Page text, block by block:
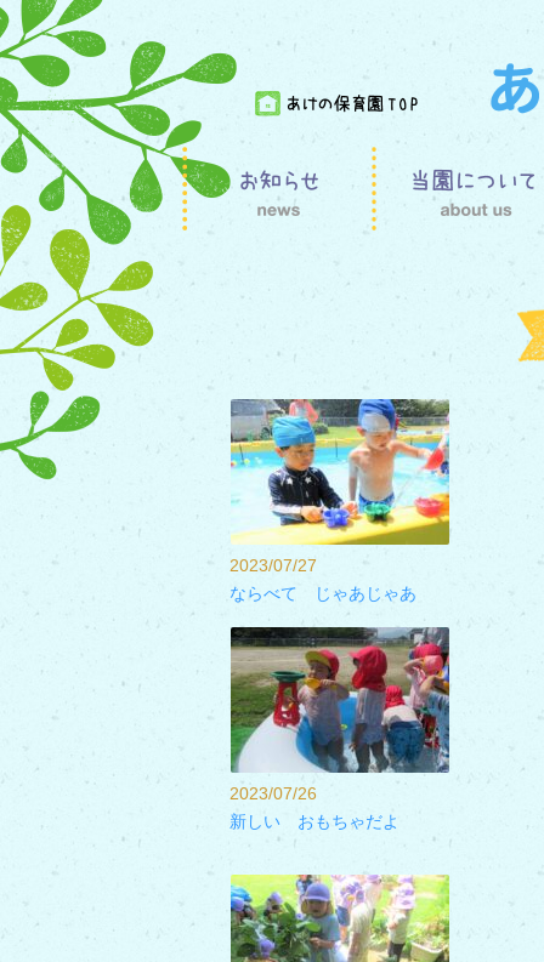
2023/07/27
ならべて じゃあじゃあ
2023/07/26
新しい おもちゃだよ